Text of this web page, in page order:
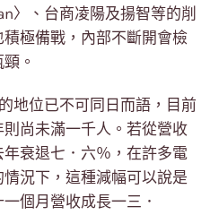
〉、台商凌陽及揚智等的削
極備戰，內部不斷開會檢
。
地位已不可同日而語，目前
尚未滿一千人。若從營收
衰退七．六％，在許多電
況下，這種減幅可以說是
個月營收成長一三．